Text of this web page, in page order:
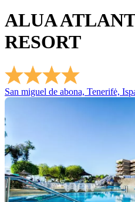
ALUA
RESORT
San miguel de abona, Tenerifė,